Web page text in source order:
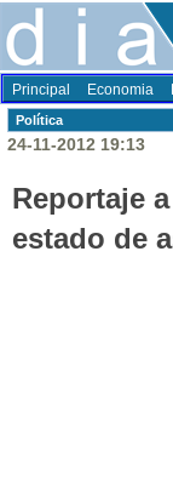
Principal Economia
Polí­tica
24-11-2012 19:13
Reportaje
estado de